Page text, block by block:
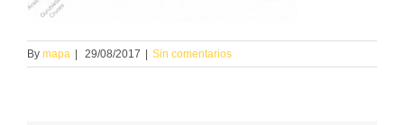
By mapa 29/08/2017 Sin comentarios